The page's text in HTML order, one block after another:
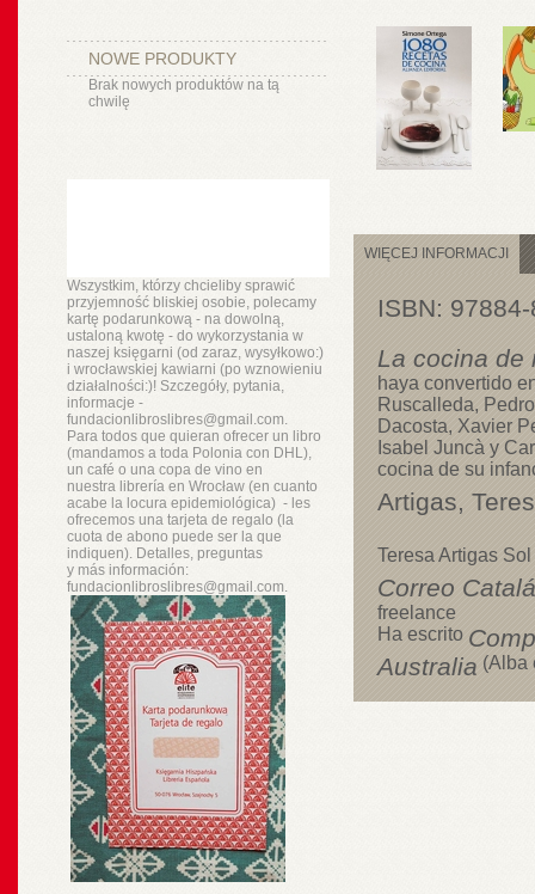
NOWE PRODUKTY
Brak nowych produktów na tą
chwilę
Wszystkim, którzy chcieliby sprawić
przyjemność bliskiej osobie, polecamy
kartę podarunkową - na dowolną,
ustaloną kwotę - do wykorzystania w
naszej księgarni (od zaraz, wysyłkowo:)
i wrocławskiej kawiarni (po wznowieniu
działalności:)! Szczegóły, pytania,
informacje -
fundacionlibroslibres@gmail.com.
Para todos que quieran ofrecer un libro
(mandamos a toda Polonia con DHL),
un café o una copa de vino en
nuestra libreríaen Wrocław (en cuanto
acabe la locura epidemiológica) - les
ofrecemos una tarjeta de regalo (la
cuota de abono puede ser la que
indiquen). Detalles, preguntas
y másinformación:
fundacionlibroslibres@gmail.com.
WIĘCEJ INFORMACJI
ISBN:
La cocina de
haya convertido
Ruscalleda,
Dacosta, Xavier
Isabel Juncà y
cocina de su
Artigas,
Teresa Artigas
Correo
freelance
Ha escrito
Australia (Alba